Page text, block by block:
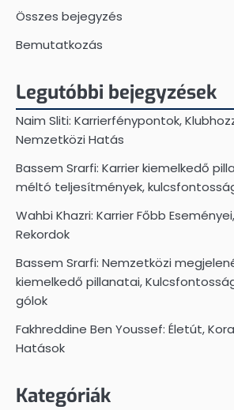
Összes bejegyzés
Bemutatkozás
Legutóbbi bejegyzések
Naim Sliti: Karrierfénypontok,
Nemzetközi Hatás
Bassem Srarfi: Karrier kiemelkedő
méltó teljesítmények,
Wahbi Khazri: Karrier Főbb
Rekordok
Bassem Srarfi: Nemzetközi
kiemelkedő pillanatai,
gólok
Fakhreddine Ben Youssef: Életút,
Hatások
Kategóriák